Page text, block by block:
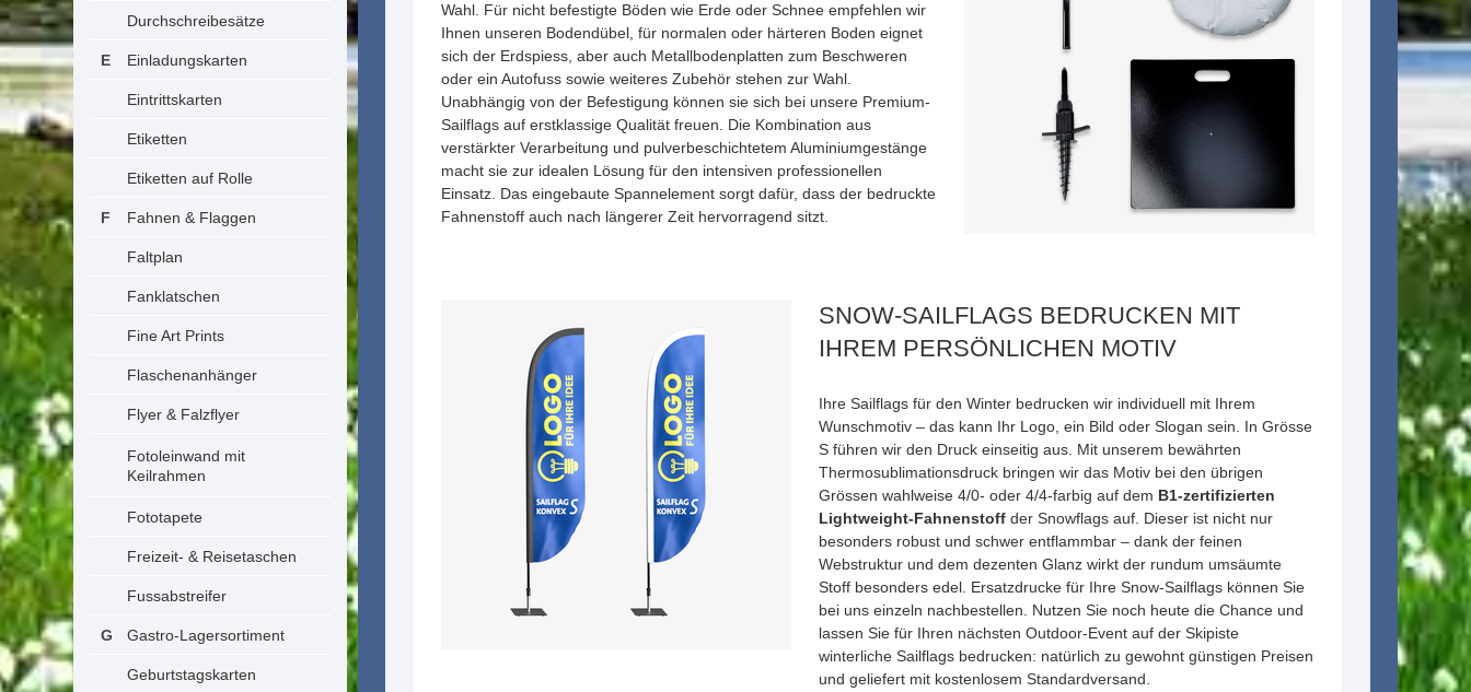
Durchschreibesätze
Einladungskarten
Eintrittskarten
Etiketten
Etiketten auf Rolle
Fahnen & Flaggen
Faltplan
Fanklatschen
Fine Art Prints
Flaschenanhänger
Flyer & Falzflyer
Fotoleinwand mit
Keilrahmen
Fototapete
Freizeit- & Reisetaschen
Fussabstreifer
Gastro-Lagersortiment
Geburtstagskarten
Wahl. Für nicht befestigte Böden wie Erde oder Schnee empfehlen wir
Ihnen unseren Bodendübel, für normalen oder härteren Boden eignet
sich der Erdspiess, aber auch Metallbodenplatten zum Beschweren
oder ein Autofuss sowie weiteres Zubehör stehen zur Wahl.
Unabhängig von der Befestigung können sie sich bei unsere Premium-
Sailflags auf erstklassige Qualität freuen. Die Kombination aus
verstärkter Verarbeitung und pulverbeschichtetem Aluminiumgestänge
macht sie zur idealen Lösung für den intensiven professionellen
Einsatz. Das eingebaute Spannelement sorgt dafür, dass der bedruckte
Fahnenstoff auch nach längerer Zeit hervorragend sitzt.
SNOW-SAILFLAGS BEDRUCKEN MIT
IHREM PERSÖNLICHEN MOTIV
Ihre Sailflags für den Winter bedrucken wir individuell mit Ihrem
Wunschmotiv – das kann Ihr Logo, ein Bild oder Slogan sein. In Grösse
S führen wir den Druck einseitig aus. Mit unserem bewährten
Thermosublimationsdruck bringen wir das Motiv bei den übrigen
Grössen wahlweise 4/0- oder 4/4-farbig auf dem B1-zertifizierten
Lightweight-Fahnenstoff der Snowflags auf. Dieser ist nicht nur
besonders robust und schwer entflammbar – dank der feinen
Webstruktur und dem dezenten Glanz wirkt der rundum umsäumte
Stoff besonders edel. Ersatzdrucke für Ihre Snow-Sailflags können Sie
bei uns einzeln nachbestellen. Nutzen Sie noch heute die Chance und
lassen Sie für Ihren nächsten Outdoor-Event auf der Skipiste
winterliche Sailflags bedrucken: natürlich zu gewohnt günstigen Preisen
und geliefert mit kostenlosem Standardversand.